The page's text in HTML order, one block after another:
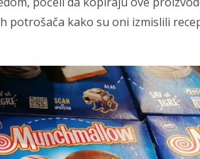
potrošača kako su oni izmislili